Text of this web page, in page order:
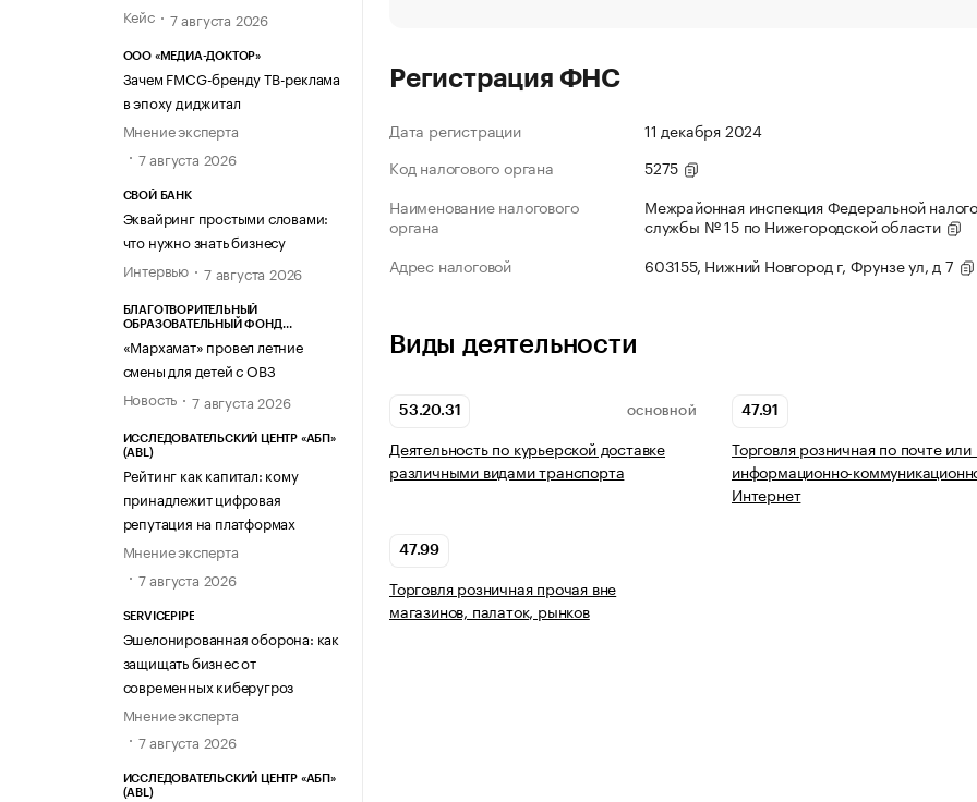
Кейс
7 августа 2026
ООО «МЕДИА-ДОКТОР»
Зачем FMCG-бренду ТВ-реклама
в эпоху диджитал
Мнение эксперта
7 августа 2026
СВОЙ БАНК
Эквайринг простыми словами:
что нужно знать бизнесу
Интервью
7 августа 2026
БЛАГОТВОРИТЕЛЬНЫЙ
ОБРАЗОВАТЕЛЬНЫЙ ФОНД
«Мархамат» провел летние
смены для детей с ОВЗ
Новость
7 августа 2026
ИССЛЕДОВАТЕЛЬСКИЙ ЦЕНТР «АБП»
(ABL)
Рейтинг как капитал: кому
принадлежит цифровая
репутация на платформах
Мнение эксперта
7 августа 2026
SERVICEPIPE
Эшелонированная оборона: как
защищать бизнес от
современных киберугроз
Мнение эксперта
7 августа 2026
ИССЛЕДОВАТЕЛЬСКИЙ ЦЕНТР «АБП»
(ABL)
Регистрация ФНС
Дата регистрации
11 декабря 2024
Код налогового органа
5275
Наименование налогового
органа
Межрайонная инспекция Федеральной
службы № 15 по Нижегородской области
Адрес налоговой
603155, Нижний Новгород г, Фрунзе ул, д 7
Виды деятельности
53.20.31 ОСНОВНОЙ
Деятельность по курьерской доставке
различными видами транспорта
47.91
Торговля розничная по почте или
информационно-
Интернет
47.99
Торговля розничная прочая вне
магазинов, палаток, рынков